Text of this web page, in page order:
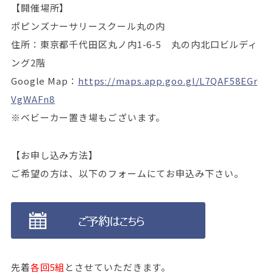
【開催場所】
ポピンズナーサリースクール丸の内
住所：東京都千代田区丸ノ内1-6-5 丸の内北口ビルディ
ング2階
Google Map： https://maps.app.goo.gl/L7QAF58EGr
VgWAFn8
※ベビーカー置き場もございます。
【お申し込み方法】
ご希望の方は、以下のフォームにてお申込み下さい。
先着各回5組 とさせていただきます。